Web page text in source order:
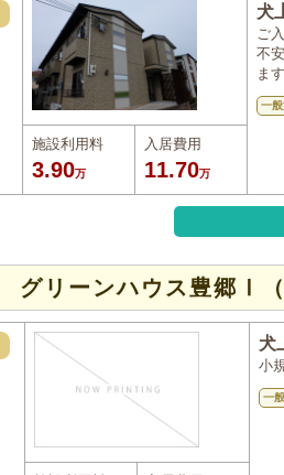
犬
ご
不
ます
一
施設利用料
3.90万
入居費用
11.70万
グリーンハウス豊郷Ⅰ（
犬
小
一